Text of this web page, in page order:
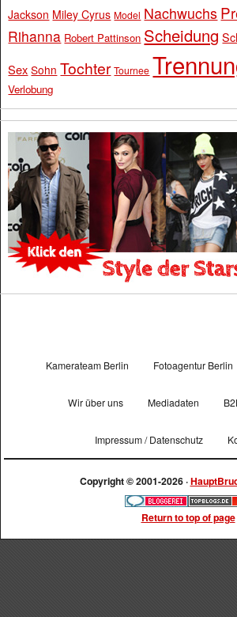
Jackson Miley Cyrus Model Nachwuchs
Rihanna Robert Pattinson Scheidung
Sex Sohn Tochter Tournee
Verlobung
Kamerateam Berlin Fotoagentur Berlin
Wir über uns Mediadaten
Impressum / Datenschutz
Copyright © 2001-2026 ·
Return to top of page